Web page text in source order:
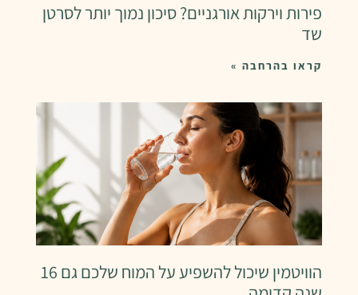
פירות וירקות אורגניים? סיכון נמוך יותר לסרטן
שד
קראו בהרחבה »
הוויטמין שיכול להשפיע על המוח שלכם גם 16